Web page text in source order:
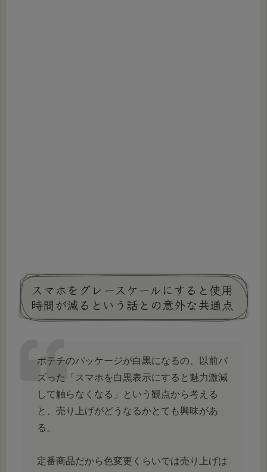
スマホをグレースケールにすると使用
時間が減るという話との意外な共通点
ポテチのパッケージが白黒になるの、以前バ
ズった「スマホを白黒表示にすると魅力激減
して触らなくなる」という観点から考える
と、売り上げがどうなるかとても興味があ
る。
定番商品だから色変更くらいでは売り上げは